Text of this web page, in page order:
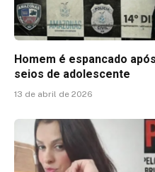
Homem é espancado
seios de adolescente
13 de abril de 2026